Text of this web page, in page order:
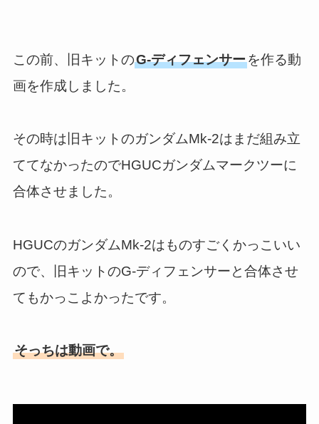
この前、旧キットのG-ディフェンサーを作る動
画を作成しました。
その時は旧キットのガンダムMk-2はまだ組み立
ててなかったのでHGUCガンダムマークツーに
合体させました。
HGUCのガンダムMk-2はものすごくかっこいい
ので、旧キットのG-ディフェンサーと合体させ
てもかっこよかったです。
そっちは動画で。